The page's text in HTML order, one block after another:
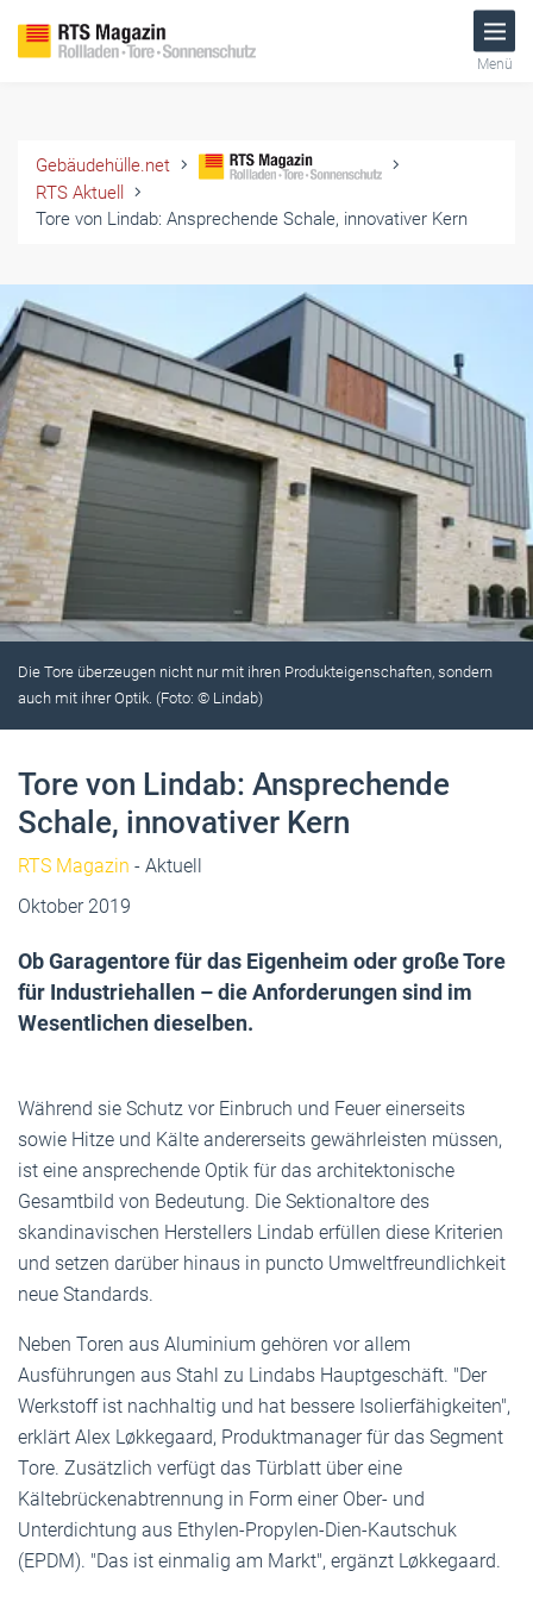
Menü
Gebäudehülle.net
RTS Aktuell
Tore von Lindab: Ansprechende Schale, innovativer Kern
Die Tore überzeugen nicht nur mit ihren Produkteigenschaften, sondern
auch mit ihrer Optik. (Foto: © Lindab)
Tore von Lindab: Ansprechende
Schale, innovativer Kern
RTS Magazin - Aktuell
Oktober 2019
Ob Garagentore für das Eigenheim oder große Tore
für Industriehallen – die Anforderungen sind im
Wesentlichen dieselben.
Während sie Schutz vor Einbruch und Feuer einerseits
sowie Hitze und Kälte andererseits gewährleisten müssen,
ist eine ansprechende Optik für das architektonische
Gesamtbild von Bedeutung. Die Sektionaltore des
skandinavischen Herstellers Lindab erfüllen diese Kriterien
und setzen darüber hinaus in puncto Umweltfreundlichkeit
neue Standards.
Neben Toren aus Aluminium gehören vor allem
Ausführungen aus Stahl zu Lindabs Hauptgeschäft. "Der
Werkstoff ist nachhaltig und hat bessere Isolierfähigkeiten",
erklärt Alex Løkkegaard, Produktmanager für das Segment
Tore. Zusätzlich verfügt das Türblatt über eine
Kältebrückenabtrennung in Form einer Ober- und
Unterdichtung aus Ethylen-Propylen-Dien-Kautschuk
(EPDM). "Das ist einmalig am Markt", ergänzt Løkkegaard.